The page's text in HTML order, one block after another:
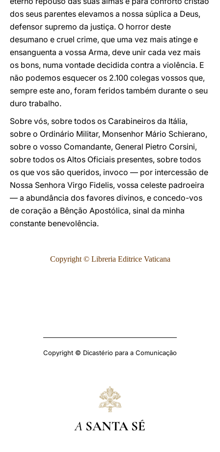
dos seus parentes elevamos a nossa súplica a Deus,
defensor supremo da justiça. O horror deste
desumano e cruel crime, que uma vez mais atinge e
ensanguenta a vossa Arma, deve unir cada vez mais
os bons, numa vontade decidida contra a violência. E
não podemos esquecer os 2.100 colegas vossos que,
sempre este ano, foram feridos também durante o seu
duro trabalho.
Sobre vós, sobre todos os Carabineiros da Itália,
sobre o Ordinário Militar, Monsenhor Mário Schierano,
sobre o vosso Comandante, General Pietro Corsini,
sobre todos os Altos Oficiais presentes, sobre todos
os que vos são queridos, invoco — por intercessão de
Nossa Senhora Virgo Fidelis, vossa celeste padroeira
— a abundância dos favores divinos, e concedo-vos
de coração a Bênção Apostólica, sinal da minha
constante benevolência.
Copyright © Libreria Editrice Vaticana
Copyright © Dicastério para a Comunicação
A SANTA SÉ